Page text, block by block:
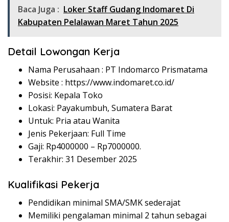
Baca Juga : Loker Staff Gudang Indomaret Di
Kabupaten Pelalawan Maret Tahun 2025
Detail Lowongan Kerja
Nama Perusahaan : PT Indomarco Prismatama
Website : https://www.indomaret.co.id/
Posisi: Kepala Toko
Lokasi: Payakumbuh, Sumatera Barat
Untuk: Pria atau Wanita
Jenis Pekerjaan: Full Time
Gaji: Rp4000000 – Rp7000000.
Terakhir: 31 Desember 2025
Kualifikasi Pekerja
Pendidikan minimal SMA/SMK sederajat
Memiliki pengalaman minimal 2 tahun sebagai